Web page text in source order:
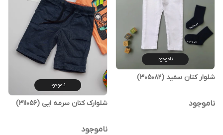
ناموجود
شلوار کتان سفید (305082)
ناموجود
ناموجود
شلوارک کتان سرمه ایی (311056)
ناموجود